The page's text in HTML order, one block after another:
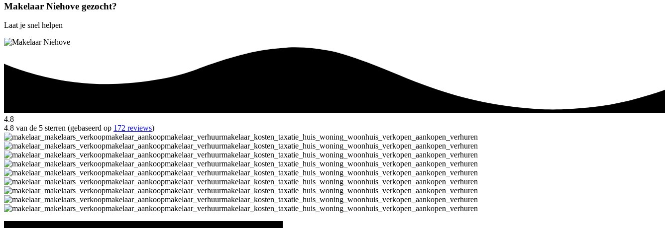
Makelaar Niehove gezocht?
Laat je snel helpen
4.8
4.8 van de 5 sterren (gebaseerd op 172 reviews)